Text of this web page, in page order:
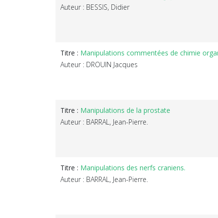
Auteur : BESSIS, Didier
Titre : Manipulations commentées de chimie
Auteur : DROUIN Jacques
Titre : Manipulations de la prostate
Auteur : BARRAL, Jean-Pierre.
Titre : Manipulations des nerfs craniens.
Auteur : BARRAL, Jean-Pierre.